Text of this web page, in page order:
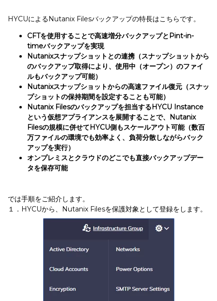
HYCUによるNutanix Filesバックアップの特長はこちらです。
CFTを使用することで高速増分バックアップとPint-in-
timeバックアップを実現
Nutanixスナップショットとの連携（スナップショットから
のバックアップ取得により、使用中（オープン）のファイ
ルもバックアップ可能）
Nutanixスナップショットからの高速ファイル復元（スナッ
プショットの保持期間を設定することも可能）
Nutanix Filesのバックアップを担当するHYCU Instance
という仮想アプライアンスを展開することで、Nutanix
Filesの規模に併せてHYCU側もスケールアウト可能（数百
万ファイルの環境でも効率よく、負荷分散しながらバック
アップを実行）
オンプレミスとクラウドのどこでも直接バックアップデー
タを保存可能
では手順をご紹介します。
１．HYCUから、Nutanix Filesを保護対象として登録をします。